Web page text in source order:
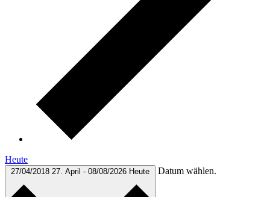
Heute
27/04/2018 27. April - 08/08/2026 Heute Datum wählen.